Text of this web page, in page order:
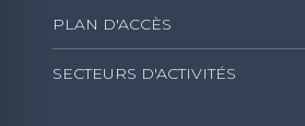
PLAN D'ACCÈS
SECTEURS D'ACTIVITÉS